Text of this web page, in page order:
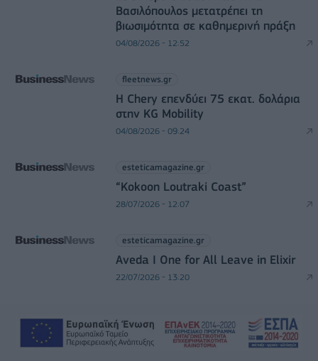
Βασιλόπουλος μετατρέπει τη
βιωσιμότητα σε καθημερινή πράξη
04/08/2026 - 12:52
fleetnews.gr
Η Chery επενδύει 75 εκατ. δολάρια
στην KG Mobility
04/08/2026 - 09:24
esteticamagazine.gr
“Kokoon Loutraki Coast”
28/07/2026 - 12:07
esteticamagazine.gr
Aveda I One for All Leave in Elixir
22/07/2026 - 13:20